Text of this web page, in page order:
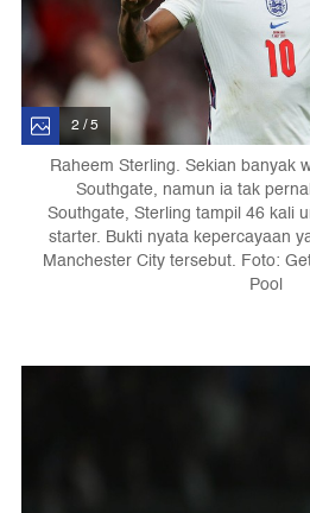
2 / 5
Raheem Sterling. Sekian banyak
Southgate, namun ia tak
Southgate, Sterling tampil 46 kali
starter. Bukti nyata kepercayaan
Manchester City tersebut. Foto:
Pool